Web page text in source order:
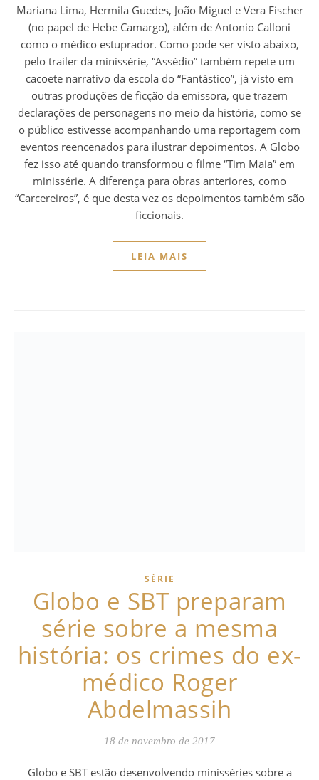
Mariana Lima, Hermila Guedes, João Miguel e Vera Fischer
(no papel de Hebe Camargo), além de Antonio Calloni
como o médico estuprador. Como pode ser visto abaixo,
pelo trailer da minissérie, “Assédio” também repete um
cacoete narrativo da escola do “Fantástico”, já visto em
outras produções de ficção da emissora, que trazem
declarações de personagens no meio da história, como se
o público estivesse acompanhando uma reportagem com
eventos reencenados para ilustrar depoimentos. A Globo
fez isso até quando transformou o filme “Tim Maia” em
minissérie. A diferença para obras anteriores, como
“Carcereiros”, é que desta vez os depoimentos também são
ficcionais.
LEIA MAIS
SÉRIE
Globo e SBT preparam
série sobre a mesma
história: os crimes do ex-
médico Roger
Abdelmassih
18 de novembro de 2017
Globo e SBT estão desenvolvendo minisséries sobre a